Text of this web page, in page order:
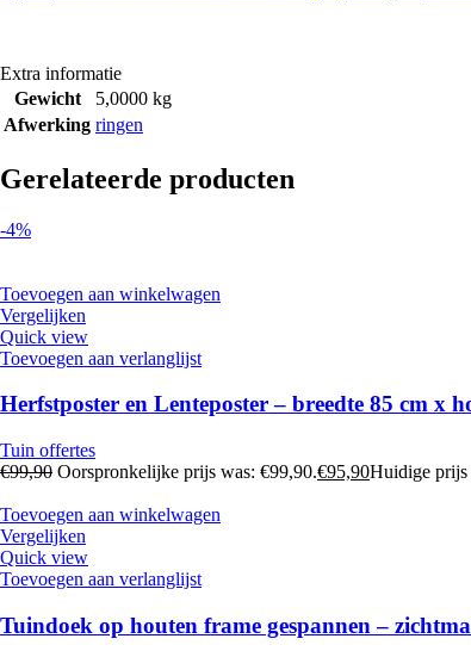
Extra informatie
Gewicht
5,0000 kg
Afwerking ringen
Gerelateerde producten
-4%
Toevoegen aan winkelwagen
Vergelijken
Quick view
Toevoegen aan verlanglijst
Herfstposter en Lenteposter – breedte 85 cm x
Tuin offertes
€99,90 Oorspronkelijke prijs was: €99,90.€95,90Huidige prijs
Toevoegen aan winkelwagen
Vergelijken
Quick view
Toevoegen aan verlanglijst
Tuindoek op houten frame gespannen –